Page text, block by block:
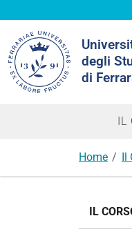
degli
di
nel
sito
IL
Home Il
IL